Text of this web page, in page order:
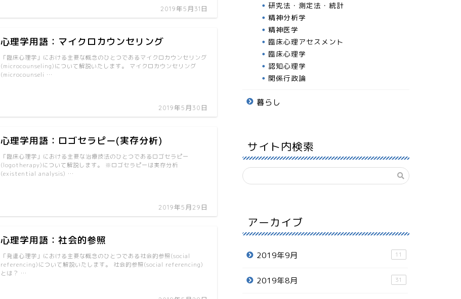
2019年5月31日
心理学用語：マイクロカウンセリング
2019年5月30日
「臨床心理学」における主要な概念のひとつであるマイクロカウンセリング
(microcounseling)について解説いたします。 マイクロカウンセリング
(microcounseli …
心理学用語：ロゴセラピー(実存分析)
2019年5月29日
「臨床心理学」における主要な治療技法のひとつであるロゴセラピー
(logotherapy)について解説します。 ※ロゴセラピーは実存分析
(existential analysis) …
心理学用語：社会的参照
「発達心理学」における主要な概念のひとつである社会的参照(social
referencing)について解説いたします。 社会的参照(social referencing)
とは？ …
研究法・測定法・統計
精神分析学
精神医学
臨床心理アセスメント
臨床心理学
認知心理学
関係行政論
暮らし
サイト内検索
アーカイブ
2019年9月 11
2019年8月 31